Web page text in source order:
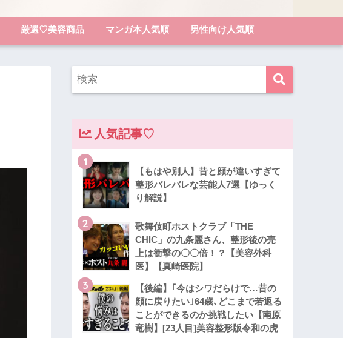
厳選♡美容商品 マンガ本人気順 男性向け人気順
人気記事♡
1
【もはや別人】昔と顔が違いすぎて
整形バレバレな芸能人7選【ゆっく
り解説】
2
歌舞伎町ホストクラブ「THE
CHIC」の九条麗さん、整形後の売
上は衝撃の〇〇倍！？【美容外科
医】【真崎医院】
3
【後編】｢今はシワだらけで…昔の
顔に戻りたい｣64歳､どこまで若返る
ことができるのか挑戦したい【南原
竜樹】[23人目]美容整形版令和の虎